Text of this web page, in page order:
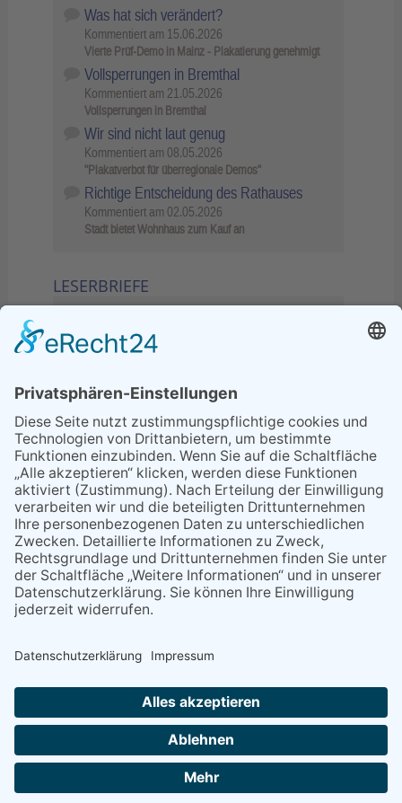
Was hat sich verändert?
Kommentiert am 15.06.2026
Vierte Prüf-Demo in Mainz - Plakatierung genehmigt
Vollsperrungen in Bremthal
Kommentiert am 21.05.2026
Vollsperrungen in Bremthal
Wir sind nicht laut genug
Kommentiert am 08.05.2026
"Plakatverbot für überregionale Demos"
Richtige Entscheidung des Rathauses
Kommentiert am 02.05.2026
Stadt bietet Wohnhaus zum Kauf an
LESERBRIEFE
Sperrung B455: Kleiner
Grenzverkehr statt weite Wege
21.04.2026
Wenn Bahn-Computer nicht
miteinander kommunizieren
11.03.2026
"Plakatverbot für überregionale
Demos"
04.02.2026
Gelbe Tonne – Ein kleiner Blick
über den Tellerand
04.02.2026
Plastikersparnis durch Nutzung
von Gelber Tonne statt Säcken
NACH OBEN
Alle Rechte vorbehalten - Eppsteiner Zeitung Druck- und Verlags-
GmbH